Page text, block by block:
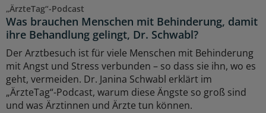
„ÄrzteTag“-Podcast
Was brauchen Menschen mit Behinderung, damit
ihre Behandlung gelingt, Dr. Schwabl?
Der Arztbesuch ist für viele Menschen mit Behinderung
mit Angst und Stress verbunden – so dass sie ihn, wo es
geht, vermeiden. Dr. Janina Schwabl erklärt im
„ÄrzteTag“-Podcast, warum diese Ängste so groß sind
und was Ärztinnen und Ärzte tun können.